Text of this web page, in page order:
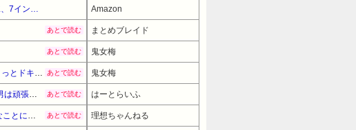
Amazon
あとで読む まとめブレイド
あとで読む 鬼女梅
あとで読む 鬼女梅
あとで読む はーとらいふ
あとで読む 理想ちゃんねる